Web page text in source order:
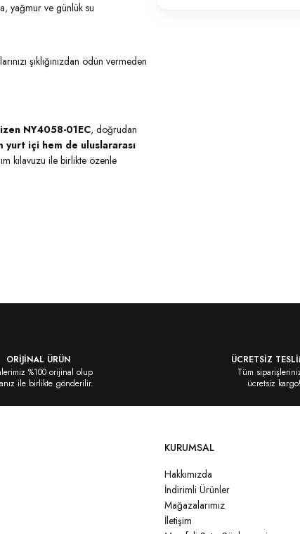
yağmur ve günlük su
şıklığınızdan ödün vermeden
NY4058-01EC, doğrudan
yurt içi hem de uluslararası
kılavuzu ile birlikte özenle
ORİJİNAL ÜRÜN
%100 orijinal olup
ile birlikte gönderilir.
ÜCRETSİZ
Tüm
ücretsiz kargo!
KURUMSAL
Hakkımızda
İndirimli Ürünler
Mağazalarımız
İletişim